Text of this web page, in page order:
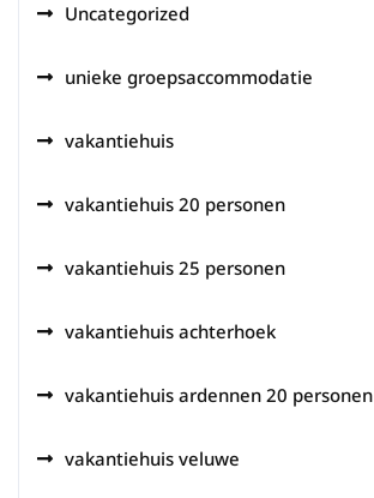
Uncategorized
unieke groepsaccommodatie
vakantiehuis
vakantiehuis 20 personen
vakantiehuis 25 personen
vakantiehuis achterhoek
vakantiehuis ardennen 20 personen
vakantiehuis veluwe